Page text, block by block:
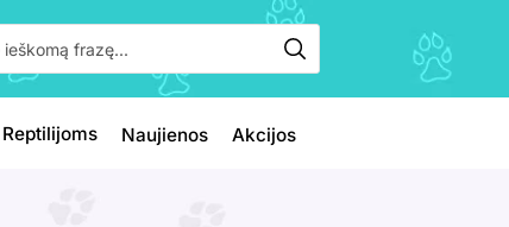
Reptilijoms Naujienos Akcijos